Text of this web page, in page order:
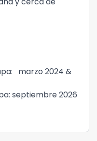
marzo 2024 &
2026